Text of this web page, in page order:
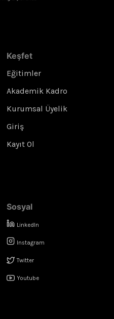
Keşfet
Eğitimler
Akademik Kadro
Kurumsal Üyelik
Giriş
Kayıt Ol
Sosyal
LinkedIn
Instagram
Twitter
Youtube